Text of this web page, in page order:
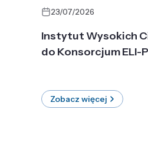
23/07/2026
Instytut Wysokich
do Konsorcjum ELI-
Zobacz więcej